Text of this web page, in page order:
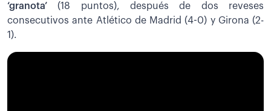
‘granota’(18 puntos), después de dos reveses
consecutivos ante Atlético de Madrid (4-0) y Girona (2-
1).